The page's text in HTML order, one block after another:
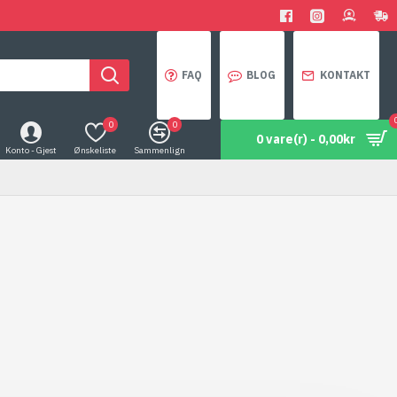
FAQ BLOG KONTAKT
Konto - Gjest Ønskeliste
0
Sammenlign
0
0 vare(r) - 0,00kr